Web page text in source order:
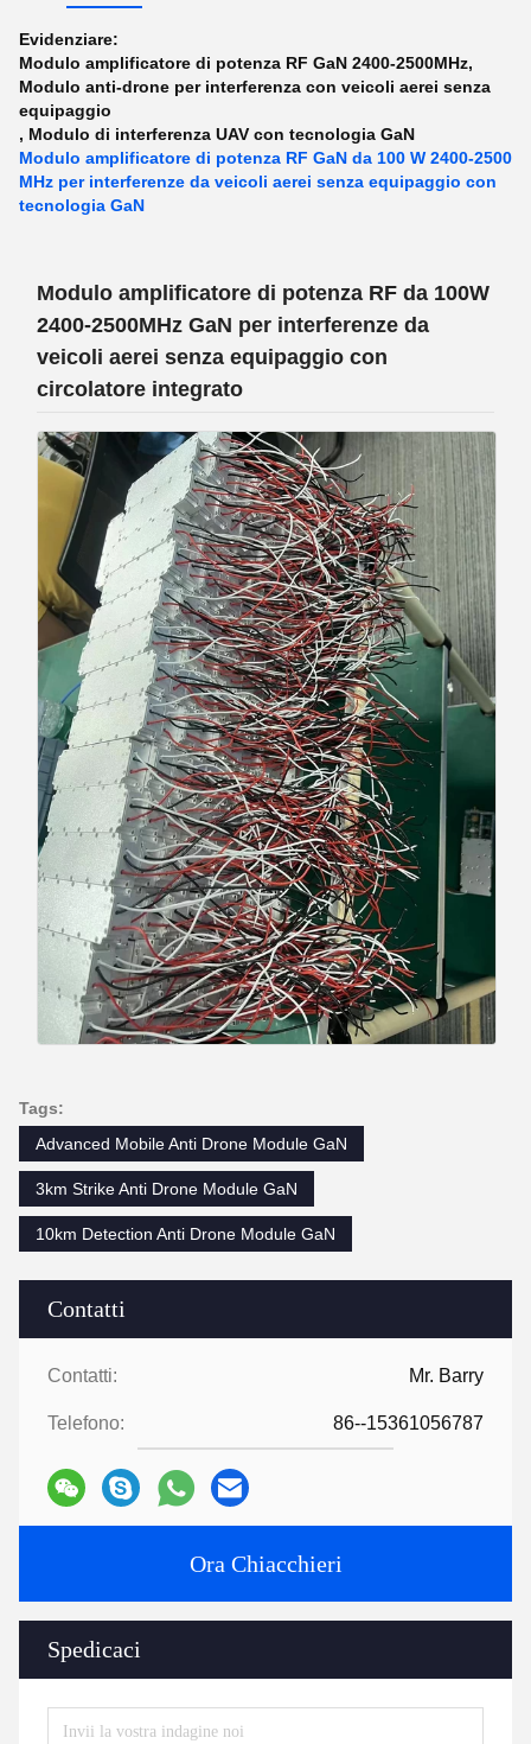
Contatti
Contatti: Mr. Barry
Telefono: 86--15361056787
Ora Chiacchieri
Spedicaci
Evidenziare:
Modulo amplificatore di potenza RF GaN 2400-2500MHz,
Modulo anti-drone per interferenza con veicoli aerei senza
equipaggio
, Modulo di interferenza UAV con tecnologia GaN
Modulo amplificatore di potenza RF GaN da 100 W 2400-2500
MHz per interferenze da veicoli aerei senza equipaggio con
tecnologia GaN
Modulo amplificatore di potenza RF da 100W
2400-2500MHz GaN per interferenze da
veicoli aerei senza equipaggio con
circolatore integrato
Tags:
Advanced Mobile Anti Drone Module GaN
3km Strike Anti Drone Module GaN
10km Detection Anti Drone Module GaN